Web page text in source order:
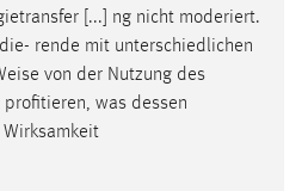
[...] ng nicht moderiert.
rende mit unterschiedlichen
von der Nutzung des
was dessen